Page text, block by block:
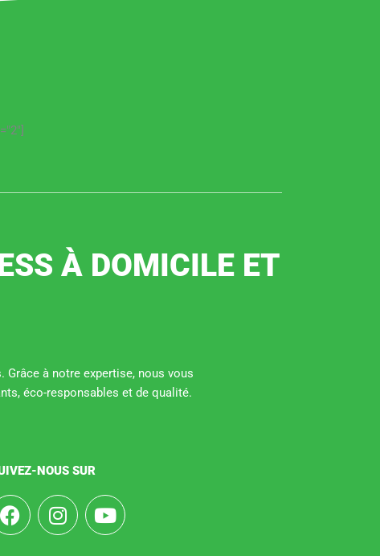
À DOMICILE ET
à notre expertise, nous vous
éco-responsables et de qualité.
NOUS SUR
F
a
I
n
Y
o